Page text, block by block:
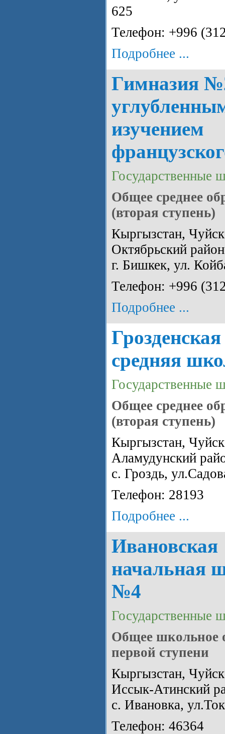
625
Телефон: +996
Подробнее ...
Гимназия
изучением
Государственные
Общее среднее
(вторая ступень)
Кыргызстан,
Октябрьский
г. Бишкек, ул.
Телефон: +996
Подробнее ...
Грозденская
средняя
Государственные
Общее среднее
(вторая ступень)
Кыргызстан,
Аламудунский
с. Гроздь,
Телефон: 28193
Подробнее ...
Ивановская
начальная
№4
Государственные
Общее школьное
первой ступени
Кыргызстан,
Иссык-Атинский
с. Ивановка,
Телефон: 46364